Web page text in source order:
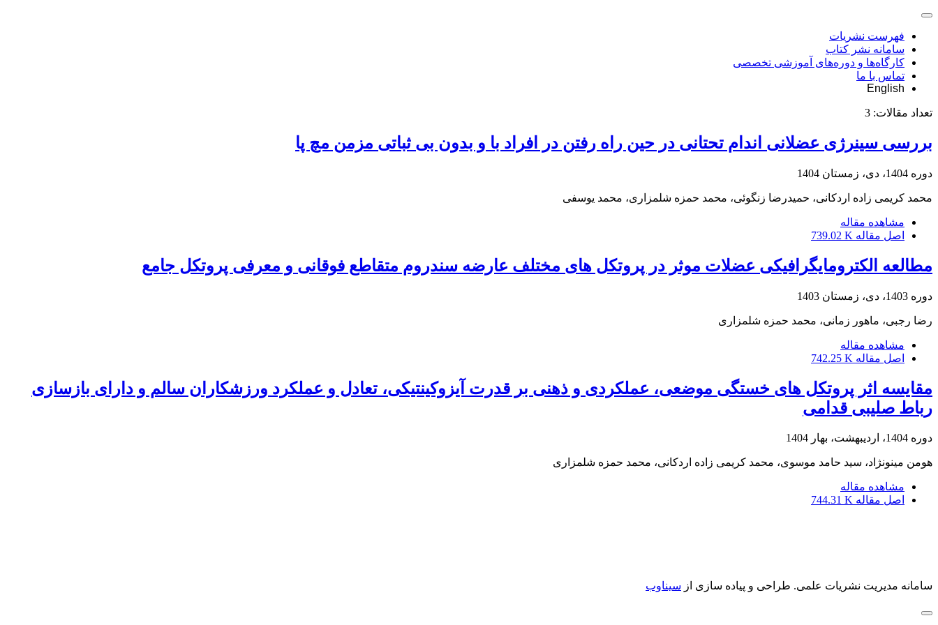
فهرست نشریات
سامانه نشر کتاب
کارگاه‌ها و دوره‌های آموزشی تخصصی
تماس با ما
English
تعداد مقالات: 3
بررسی سینرژی عضلانی اندام تحتانی در حین راه رفتن در افراد با و بدون بی ثباتی مزمن مچ پا
دوره 1404، دی، زمستان 1404
محمد کریمی زاده اردکانی، حمیدرضا زنگوئی، محمد حمزه شلمزاری، محمد یوسفی
مشاهده مقاله
اصل مقاله 739.02 K
مطالعه الکترومایگرافیکی عضلات موثر در پروتکل های مختلف عارضه سندروم متقاطع فوقانی و معرفی پروتکل جامع
دوره 1403، دی، زمستان 1403
رضا رجبی، ماهور زمانی، محمد حمزه شلمزاری
مشاهده مقاله
اصل مقاله 742.25 K
مقایسه اثر پروتکل های خستگی موضعی، عملکردی و ذهنی بر قدرت آیزوکینتیکی، تعادل و عملکرد ورزشکاران سالم و دارای بازسازی
رباط صلیبی قدامی
دوره 1404، اردیبهشت، بهار 1404
هومن مینونژاد، سید حامد موسوی، محمد کریمی زاده اردکانی، محمد حمزه شلمزاری
مشاهده مقاله
اصل مقاله 744.31 K
سامانه مدیریت نشریات علمی. طراحی و پیاده سازی از سیناوب